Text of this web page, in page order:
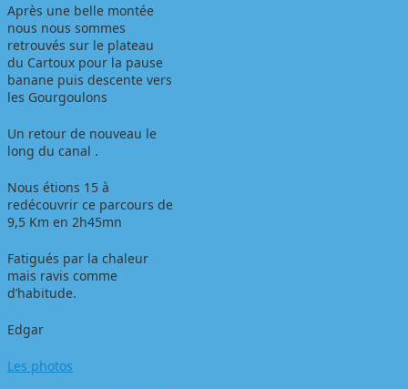
Après une belle montée
nous nous sommes
retrouvés sur le plateau
du Cartoux pour la pause
banane puis descente vers
les Gourgoulons
Un retour de nouveau le
long du canal .
Nous étions 15 à
redécouvrir ce parcours de
9,5 Km en 2h45mn
Fatigués par la chaleur
mais ravis comme
d’habitude.
Edgar
Les photos